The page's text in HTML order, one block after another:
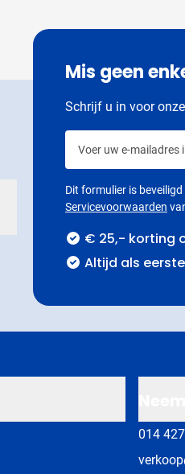
Mis geen
Schrijf u in voor
Dit formulier is
Servicevoorwaarden
€ 25,- korting
Altijd als
014